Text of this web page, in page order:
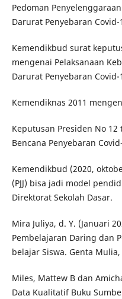
Pedoman
Darurat Penyebaran Covid-
Kemendikbud surat
mengenai Pelaksanaan
Darurat Penyebaran Covid-
Kemendiknas 2011
Keputusan Presiden No
Bencana Penyebaran
Kemendikbud (2020,
(PJJ) bisa jadi model
Direktorat Sekolah Dasar.
Mira Juliya, d. Y. (Januari
Pembelajaran Daring dan
belajar Siswa. Genta Mulia,
Miles, Mattew B dan
Data Kualitatif Buku